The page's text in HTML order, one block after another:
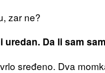
zar ne?
uredan. Da li sam
sređeno. Dva